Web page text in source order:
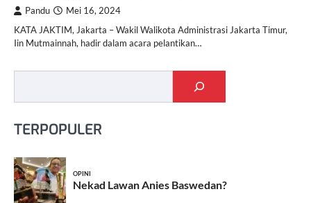
Pandu Mei 16, 2024
KATA JAKTIM, Jakarta – Wakil Walikota Administrasi Jakarta Timur,
Iin Mutmainnah, hadir dalam acara pelantikan…
TERPOPULER